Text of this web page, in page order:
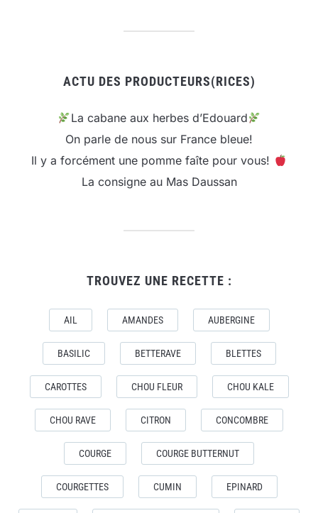
ACTU DES PRODUCTEURS(RICES)
La cabane aux herbes d’Edouard
On parle de nous sur France bleue!
Il y a forcément une pomme faîte pour vous!
La consigne au Mas Daussan
TROUVEZ UNE RECETTE :
AIL AMANDES AUBERGINE
BASILIC BETTERAVE BLETTES
CAROTTES CHOU FLEUR CHOU KALE
CHOU RAVE CITRON CONCOMBRE
COURGE COURGE BUTTERNUT
COURGETTES CUMIN EPINARD